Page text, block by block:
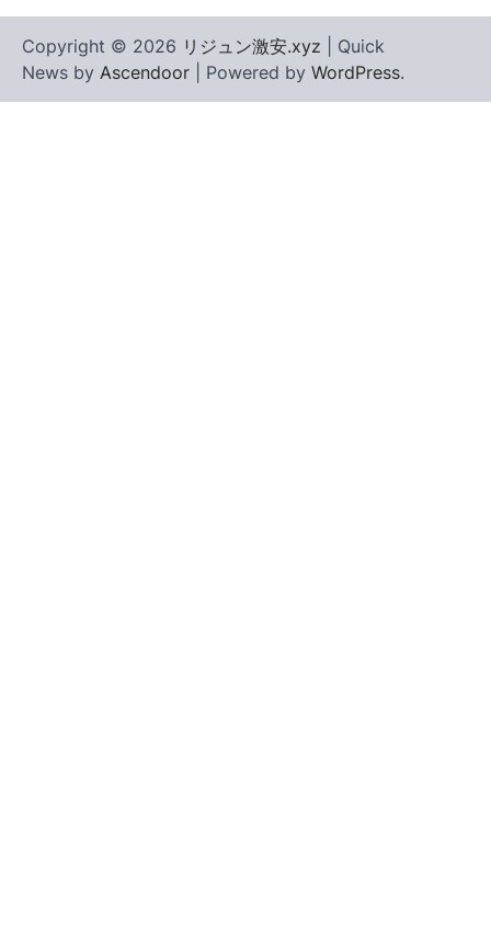
Copyright © 2026 リジュン激安.xyz | Quick
News by Ascendoor | Powered by WordPress.